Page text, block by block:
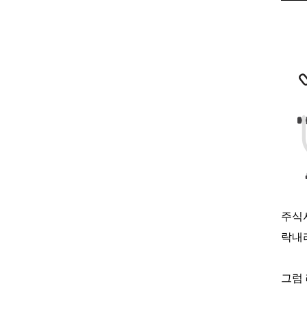
주식
락내
그럼